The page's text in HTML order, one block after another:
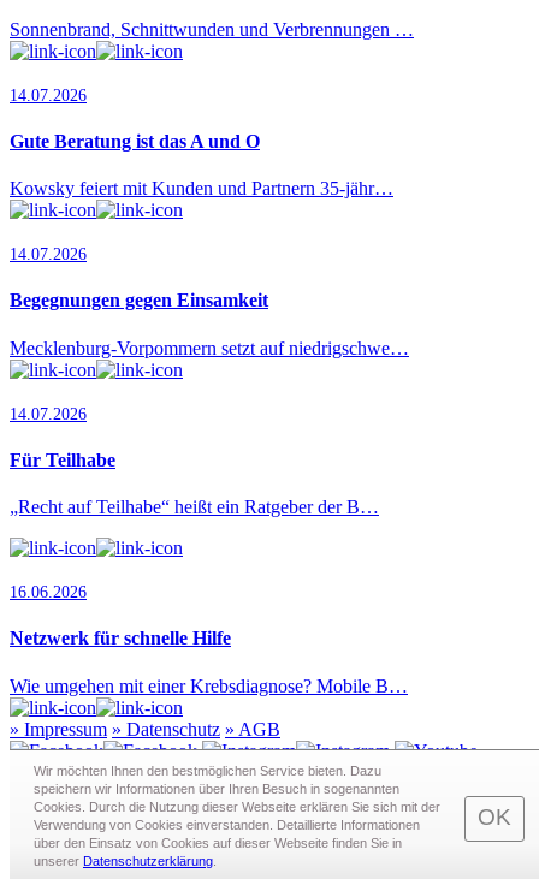
Sonnenbrand, Schnittwunden und Verbrennungen …
14.07.2026
Gute Beratung ist das A und O
Kowsky feiert mit Kunden und Partnern 35-jähr…
14.07.2026
Begegnungen gegen Einsamkeit
Mecklenburg-Vorpommern setzt auf niedrigschwe…
14.07.2026
Für Teilhabe
„Recht auf Teilhabe“ heißt ein Ratgeber der B…
16.06.2026
Netzwerk für schnelle Hilfe
Wie umgehen mit einer Krebsdiagnose? Mobile B…
» Impressum » Datenschutz » AGB
Redaktion · Graf-Schack-Alle 8 · 19053 Schwerin
Telefon:0385 - 63 83 281· Fax: 0385 - 63 83 279 · Mail:
redaktion@schwerin.live
Wir möchten Ihnen den bestmöglichen Service bieten. Dazu
speichern wir Informationen über Ihren Besuch in sogenann­ten
Cookies. Durch die Nutzung dieser Webseite erklären Sie sich mit der
Verwendung von Cookies einverstanden. Detaillierte Informationen
über den Einsatz von Cookies auf dieser Webseite finden Sie in
unserer Datenschutzerklärung
OK